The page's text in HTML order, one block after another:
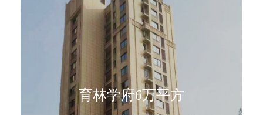
育林学府6万平方